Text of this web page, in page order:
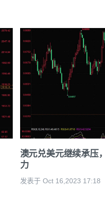
澳元兑美元继续承压
力
发表于 Oct 16,2023 17:18